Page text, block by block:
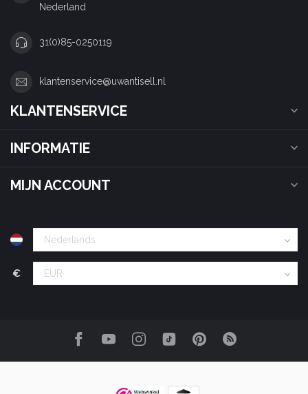
Nederland
31(0)85-0250119
klantenservice@uwantisell.nl
KLANTENSERVICE
INFORMATIE
MIJN ACCOUNT
€